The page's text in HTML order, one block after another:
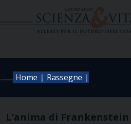
Home | Rassegne |
L’anima di Frankenstein